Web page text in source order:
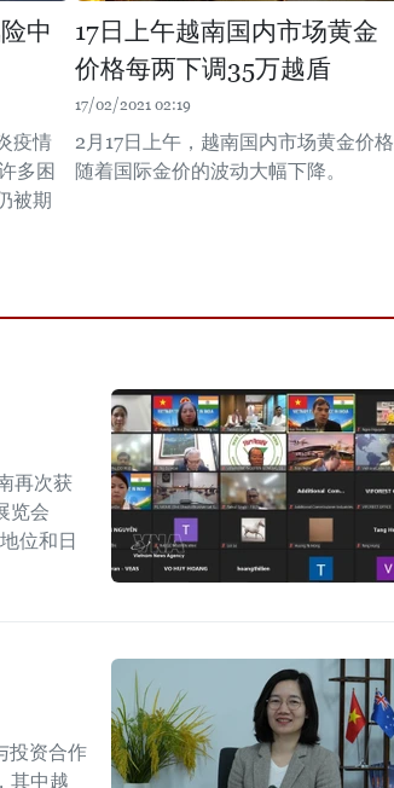
中
疫情
多困
被期
17日上午越南国内市场黄金
价格每两下调35万越盾
17/02/2021 02:19
2月17日上午，越南国内市场黄金价格
随着国际金价的波动大幅下降。
再次获
览会
位和日
投资合作
其中越